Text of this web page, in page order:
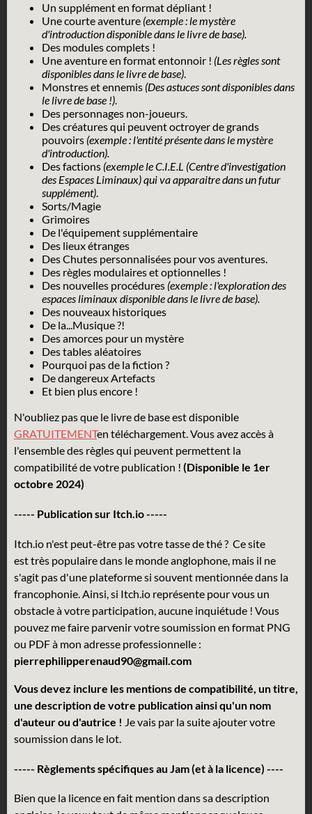
Un supplément en format dépliant !
Une courte aventure (exemple : le mystère
d'introduction disponible dans le livre de base).
Des modules complets !
Une aventure en format entonnoir ! (Les règles sont
disponibles dans le livre de base).
Monstres et ennemis (Des astuces sont disponibles dans
le livre de base !).
Des personnages non-joueurs.
Des créatures qui peuvent octroyer de grands
pouvoirs (exemple : l'entité présente dans le mystère
d'introduction).
Des factions (exemple le C.I.E.L (Centre d'investigation
des Espaces Liminaux) qui va apparaitre dans un futur
supplément).
Sorts/Magie
Grimoires
De l'équipement supplémentaire
Des lieux étranges
Des Chutes personnalisées pour vos aventures.
Des règles modulaires et optionnelles !
Des nouvelles procédures (exemple : l'exploration des
espaces liminaux disponible dans le livre de base).
Des nouveaux historiques
De la...Musique ?!
Des amorces pour un mystère
Des tables aléatoires
Pourquoi pas de la fiction ?
De dangereux Artefacts
Et bien plus encore !
N'oubliez pas que le livre de base est disponible
GRATUITEMENTen téléchargement. Vous avez accès à
l'ensemble des règles qui peuvent permettent la
compatibilité de votre publication ! (Disponible le 1er
octobre 2024)
----- Publication sur Itch.io -----
Itch.io n'est peut-être pas votre tasse de thé ? Ce site
est très populaire dans le monde anglophone, mais il ne
s'agit pas d'une plateforme si souvent mentionnée dans la
francophonie. Ainsi, si Itch.io représente pour vous un
obstacle à votre participation, aucune inquiétude ! Vous
pouvez me faire parvenir votre soumission en format PNG
ou PDF à mon adresse professionnelle :
pierrephilipperenaud90@gmail.com
Vous devez inclure les mentions de compatibilité, un titre,
une description de votre publication ainsi qu'un nom
d'auteur ou d'autrice ! Je vais par la suite ajouter votre
soumission dans le lot.
----- Règlements spécifiques au Jam (et à la licence) ----
Bien que la licence en fait mention dans sa description